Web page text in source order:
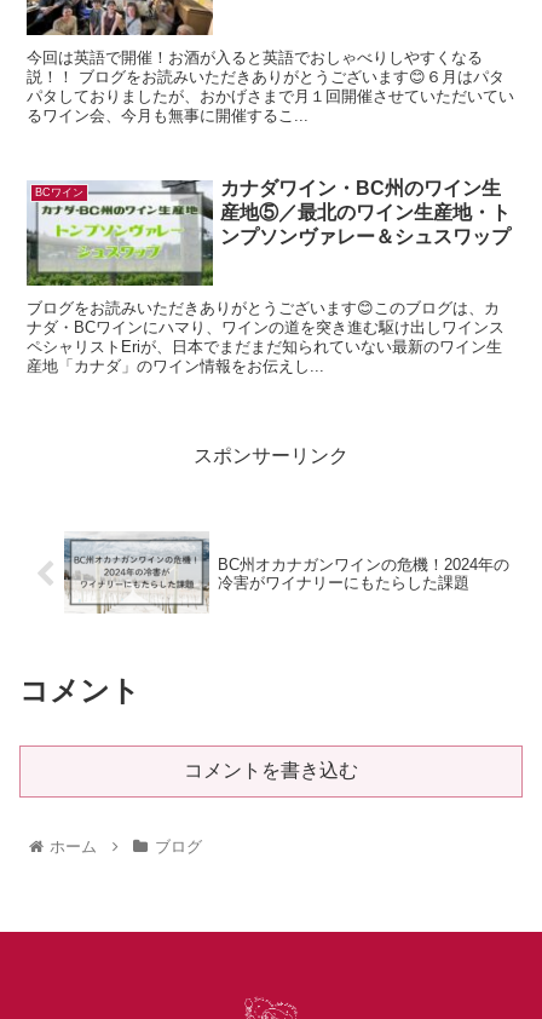
今回は英語で開催！お酒が入ると英語でおしゃべりしやすくなる
説！！ ブログをお読みいただきありがとうございます😊６月はパタ
パタしておりましたが、おかげさまで月１回開催させていただいてい
るワイン会、今月も無事に開催するこ...
BCワイン
カナダワイン・BC州のワイン生
産地⑤／最北のワイン生産地・ト
ンプソンヴァレー＆シュスワップ
ブログをお読みいただきありがとうございます😊このブログは、カ
ナダ・BCワインにハマり、ワインの道を突き進む駆け出しワインス
ペシャリストEriが、日本でまだまだ知られていない最新のワイン生
産地「カナダ」のワイン情報をお伝えし...
スポンサーリンク
BC州オカナガンワインの危機！2024年の
冷害がワイナリーにもたらした課題
コメント
コメントを書き込む
ホーム ブログ